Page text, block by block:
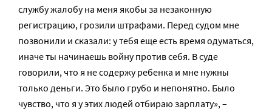
службу жалобу на меня якобы за незаконную
регистрацию, грозили штрафами. Перед судом мне
позвонили и сказали: у тебя еще есть время одуматься,
иначе ты начинаешь войну против себя. В суде
говорили, что я не содержу ребенка и мне нужны
только деньги. Это было грубо и непонятно. Было
чувство, что я у этих людей отбираю зарплату», –